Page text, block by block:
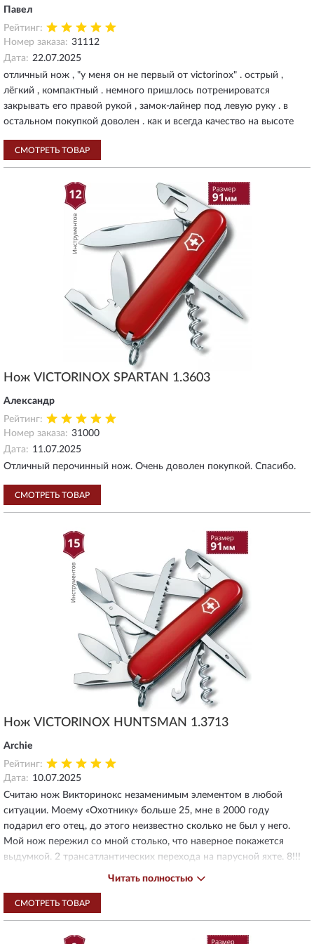
Павел
Рейтинг:
Номер заказа: 31112
Дата: 22.07.2025
отличный нож , "у меня он не первый от victorinox" . острый ,
лёгкий , компактный . немного пришлось потренироватся
закрывать его правой рукой , замок-лайнер под левую руку . в
остальном покупкой доволен . как и всегда качество на высоте
СМОТРЕТЬ ТОВАР
Нож VICTORINOX SPARTAN 1.3603
Александр
Рейтинг:
Номер заказа: 31000
Дата: 11.07.2025
Отличный перочинный нож. Очень доволен покупкой. Спасибо.
СМОТРЕТЬ ТОВАР
Нож VICTORINOX HUNTSMAN 1.3713
Archie
Рейтинг:
Дата: 10.07.2025
Считаю нож Викторинокс незаменимым элементом в любой
ситуации. Моему «Охотнику» больше 25, мне в 2000 году
подарил его отец, до этого неизвестно сколько не был у него.
Мой нож пережил со мной столько, что наверное покажется
выдумкой. 2 трансатлантических перехода на парусной яхте. 8!!!
Походов на яхте через Ботнический залив в Швецию.
Владивосток 2018, поездка на рыбалку Москва-Териберка 2019 и
ещё десятки путешествий по центральной России. Благодаря
этому году я выжил после шторма в Ботническом заливе, когда
Читать полностью
СМОТРЕТЬ ТОВАР